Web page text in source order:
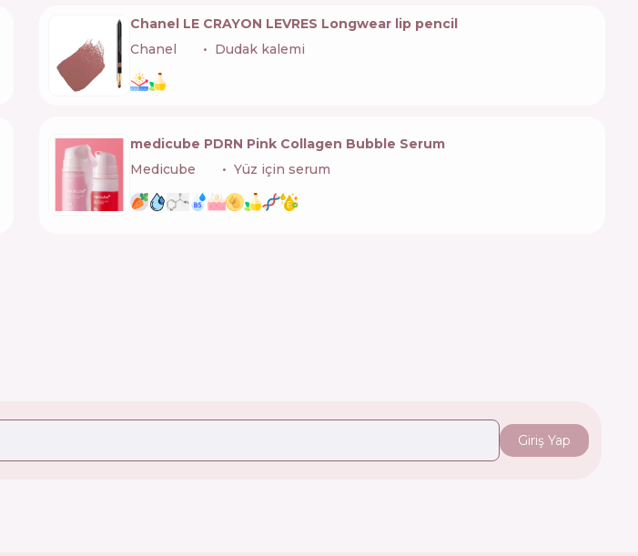
Chanel LE CRAYON LEVRES Longwear lip pencil
Chanel
Dudak kalemi
medicube PDRN Pink Collagen Bubble Serum
Medicube
Yüz için serum
Giriş Yap